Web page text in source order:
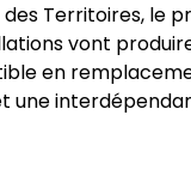
Territoires, le
vont
en